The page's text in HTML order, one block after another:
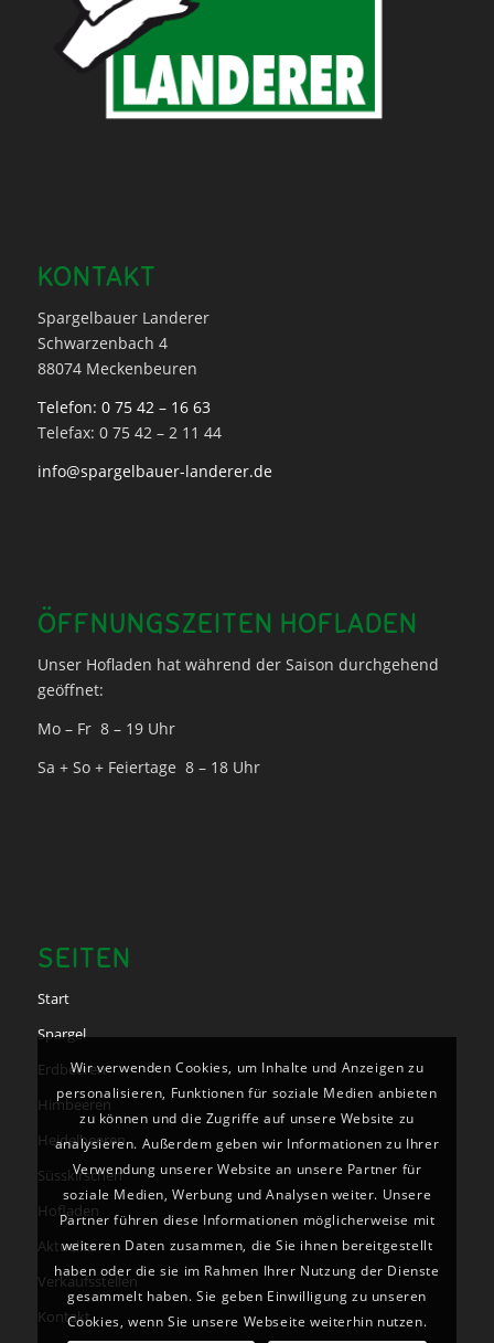
KONTAKT
Spargelbauer Landerer
Schwarzenbach 4
88074 Meckenbeuren
Telefon: 0 75 42 – 16 63
Telefax: 0 75 42 – 2 11 44
info@spargelbauer-landerer.de
ÖFFNUNGSZEITEN HOFLADEN
Unser Hofladen hat während der Saison durchgehend
geöffnet:
Mo – Fr 8 – 19 Uhr
Sa + So + Feiertage 8 – 18 Uhr
SEITEN
Start
Spargel
Erdbeeren
Himbeeren
Heidelbeeren
Süsskirschen
Hofladen
Aktuelles
Verkaufsstellen
Kontakt
Wir verwenden Cookies, um Inhalte und Anzeigen zu
personalisieren, Funktionen für soziale Medien anbieten
zu können und die Zugriffe auf unsere Website zu
analysieren. Außerdem geben wir Informationen zu Ihrer
Verwendung unserer Website an unsere Partner für
soziale Medien, Werbung und Analysen weiter. Unsere
Partner führen diese Informationen möglicherweise mit
weiteren Daten zusammen, die Sie ihnen bereitgestellt
haben oder die sie im Rahmen Ihrer Nutzung der Dienste
gesammelt haben. Sie geben Einwilligung zu unseren
Cookies, wenn Sie unsere Webseite weiterhin nutzen.